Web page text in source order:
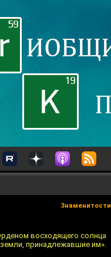
Знаменитости
восходящего солнца
принадлежавшие им».